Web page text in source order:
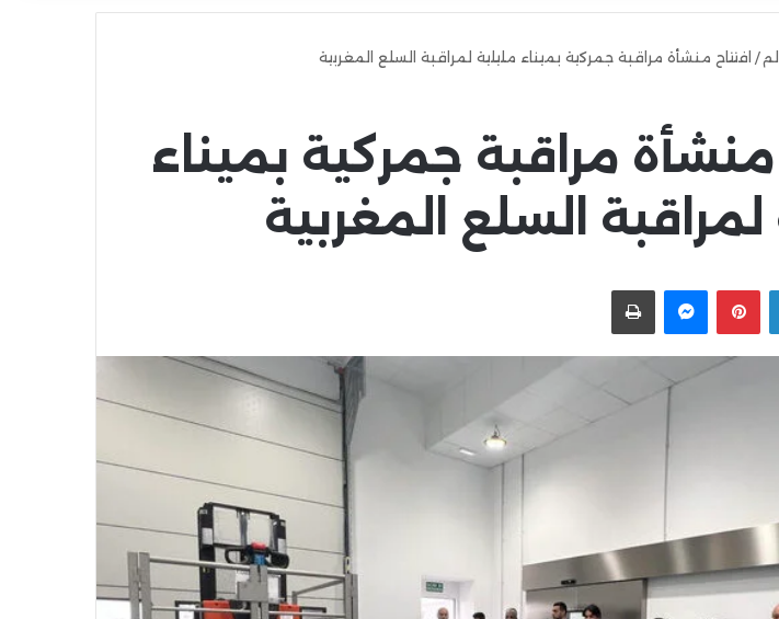
/ افتتاح منشأة مراقبة جمركية بميناء مليلية لمراقبة السلع المغربية
منشأة مراقبة جمركية بميناء
لمراقبة السلع المغربية
LinkedIn
Pinterest
Messengerاطبعها